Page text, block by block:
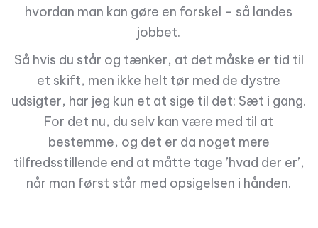
hvordan man kan gøre en forskel – så landes
jobbet.
Så hvis du står og tænker, at det måske er tid til
et skift, men ikke helt tør med de dystre
udsigter, har jeg kun et at sige til det: Sæt i gang.
For det nu, du selv kan være med til at
bestemme, og det er da noget mere
tilfredsstillende end at måtte tage ’hvad der er’,
når man først står med opsigelsen i hånden.